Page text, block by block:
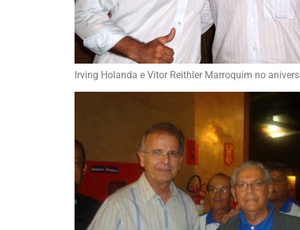
Irving Holanda e Vitor Reithler Marroquim no